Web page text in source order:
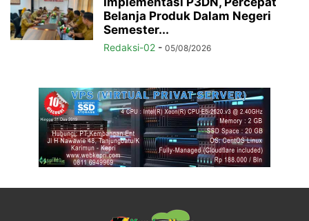
Belanja Produk Dalam Negeri
Semester...
Redaksi-02 - 05/08/2026